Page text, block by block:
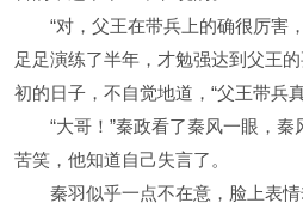
“对，父王在带兵上的确很厉害
足足演练了半年，才勉强达到父王
初的日子，不自觉地道，“父王带兵
“大哥！”秦政看了秦风一眼，秦
苦笑，他知道自己失言了。
秦羽似乎一点不在意，脸上表情